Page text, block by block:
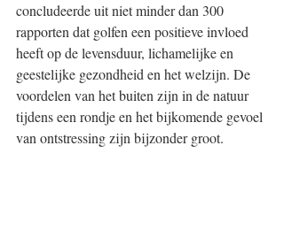
concludeerde uit niet minder dan 300
rapporten dat golfen een positieve invloed
heeft op de levensduur, lichamelijke en
geestelijke gezondheid en het welzijn. De
voordelen van het buiten zijn in de natuur
tijdens een rondje en het bijkomende gevoel
van ontstressing zijn bijzonder groot.